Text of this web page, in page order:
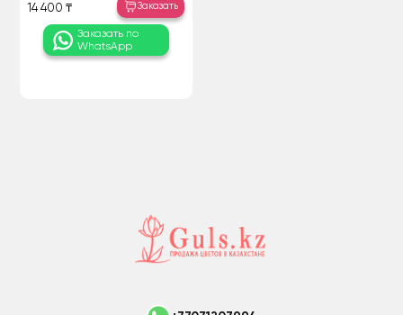
14 400 ₸ Заказать
Заказать по
WhatsApp